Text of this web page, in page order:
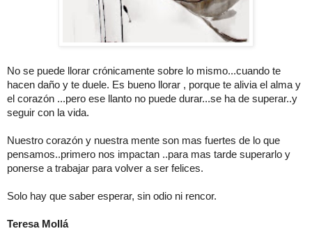
No se puede llorar crónicamente sobre lo mismo...cuando te
hacen daño y te duele. Es bueno llorar , porque te alivia el alma y
el corazón ...pero ese llanto no puede durar...se ha de superar..y
seguir con la vida.
Nuestro corazón y nuestra mente son mas fuertes de lo que
pensamos..primero nos impactan ..para mas tarde superarlo y
ponerse a trabajar para volver a ser felices.
Solo hay que saber esperar, sin odio ni rencor.
Teresa Mollá